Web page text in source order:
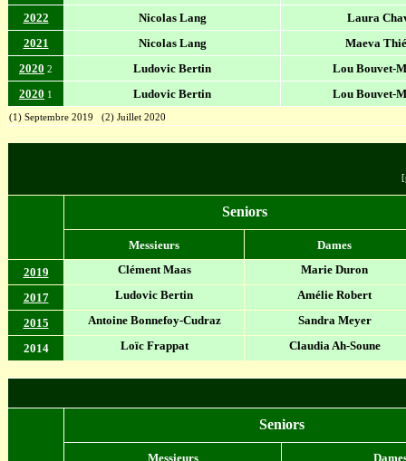
2022
Nicolas Lang
Laura
2021
Nicolas Lang
Maeva
2020 2 Ludovic Bertin
Lou Bouvet-
2020 1 Ludovic Bertin Lou Bouvet-
(1) Septembre 2019 (2) Juillet 2020
Seniors
Messieurs
Dames
2019
Clément Maas Marie Duron
2017 Ludovic Bertin Amélie Robert
2015 Antoine Bonnefoy-Cudraz Sandra Meyer
2014 Loïc Frappat Claudia Ah-Soune
Seniors
Messieurs